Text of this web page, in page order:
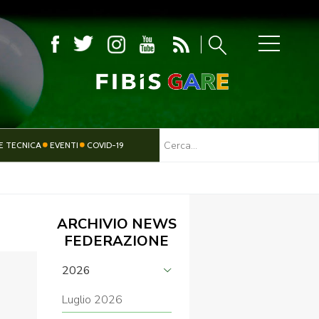
TECNICA EVENTI COVID-19
ARCHIVIO NEWS
FEDERAZIONE
2026
Luglio 2026